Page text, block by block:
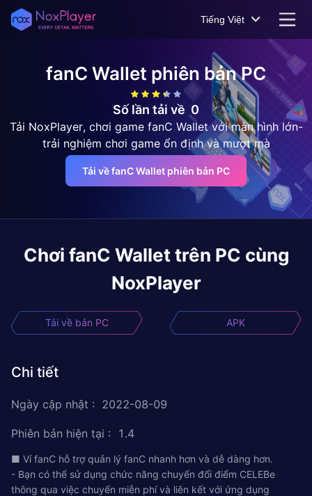
Tiếng Việt
fanC Wallet phiên bản PC
Số lần tải về 0
Tải NoxPlayer, chơi game fanC Wallet với màn hình lớn-
trải nghiệm chơi game ổn định và mượt mà
Tải về fanC Wallet phiên bản PC
Chơi fanC Wallet trên PC cùng
NoxPlayer
Tải về bản PC APK
Chi tiết
Ngày cập nhật : 2022-08-09
Phiên bản hiện tại : 1.4
■ Ví fanC hỗ trợ quản lý fanC nhanh hơn và dễ dàng hơn.
- Bạn có thể sử dụng chức năng chuyển đổi điểm CELEBe
thông qua việc chuyển miễn phí và liên kết với ứng dụng